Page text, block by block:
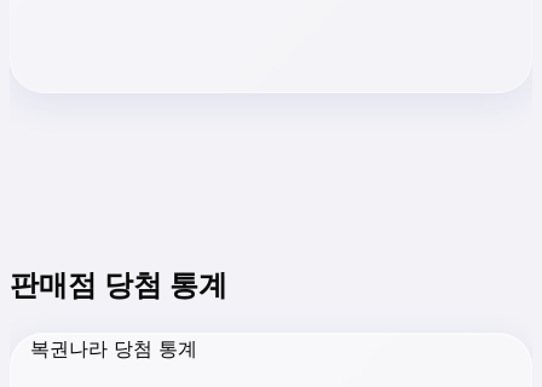
판매점 당첨 통계
복권나라 당첨 통계